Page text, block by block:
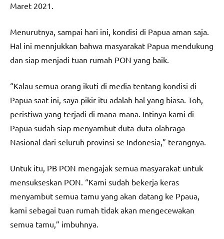
Maret 2021.
Menurutnya, sampai hari ini, kondisi di Papua aman saja.
Hal ini mennjukkan bahwa masyarakat Papua mendukung
dan siap menjadi tuan rumah PON yang baik.
“Kalau semua orang ikuti di media tentang kondisi di
Papua saat ini, saya pikir itu adalah hal yang biasa. Toh,
peristiwa yang terjadi di mana-mana. Intinya kami di
Papua sudah siap menyambut duta-duta olahraga
Nasional dari seluruh provinsi se Indonesia,” terangnya.
Untuk itu, PB PON mengajak semua masyarakat untuk
mensukseskan PON. “Kami sudah bekerja keras
menyambut semua tamu yang akan datang ke Ppaua,
kami sebagai tuan rumah tidak akan mengecewakan
semua tamu,” imbuhnya.